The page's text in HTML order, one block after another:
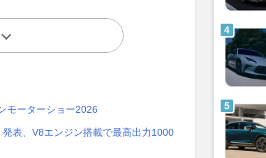
モーターショー2026
表、V8エンジン搭載で最高出力1000